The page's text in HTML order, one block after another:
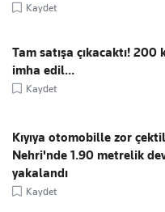
Kaydet
Tam satışa çıkacaktı!
imha edil...
Kaydet
Kıyıya otomobille zor
Nehri'nde 1.90 metrelik dev
yakalandı
Kaydet